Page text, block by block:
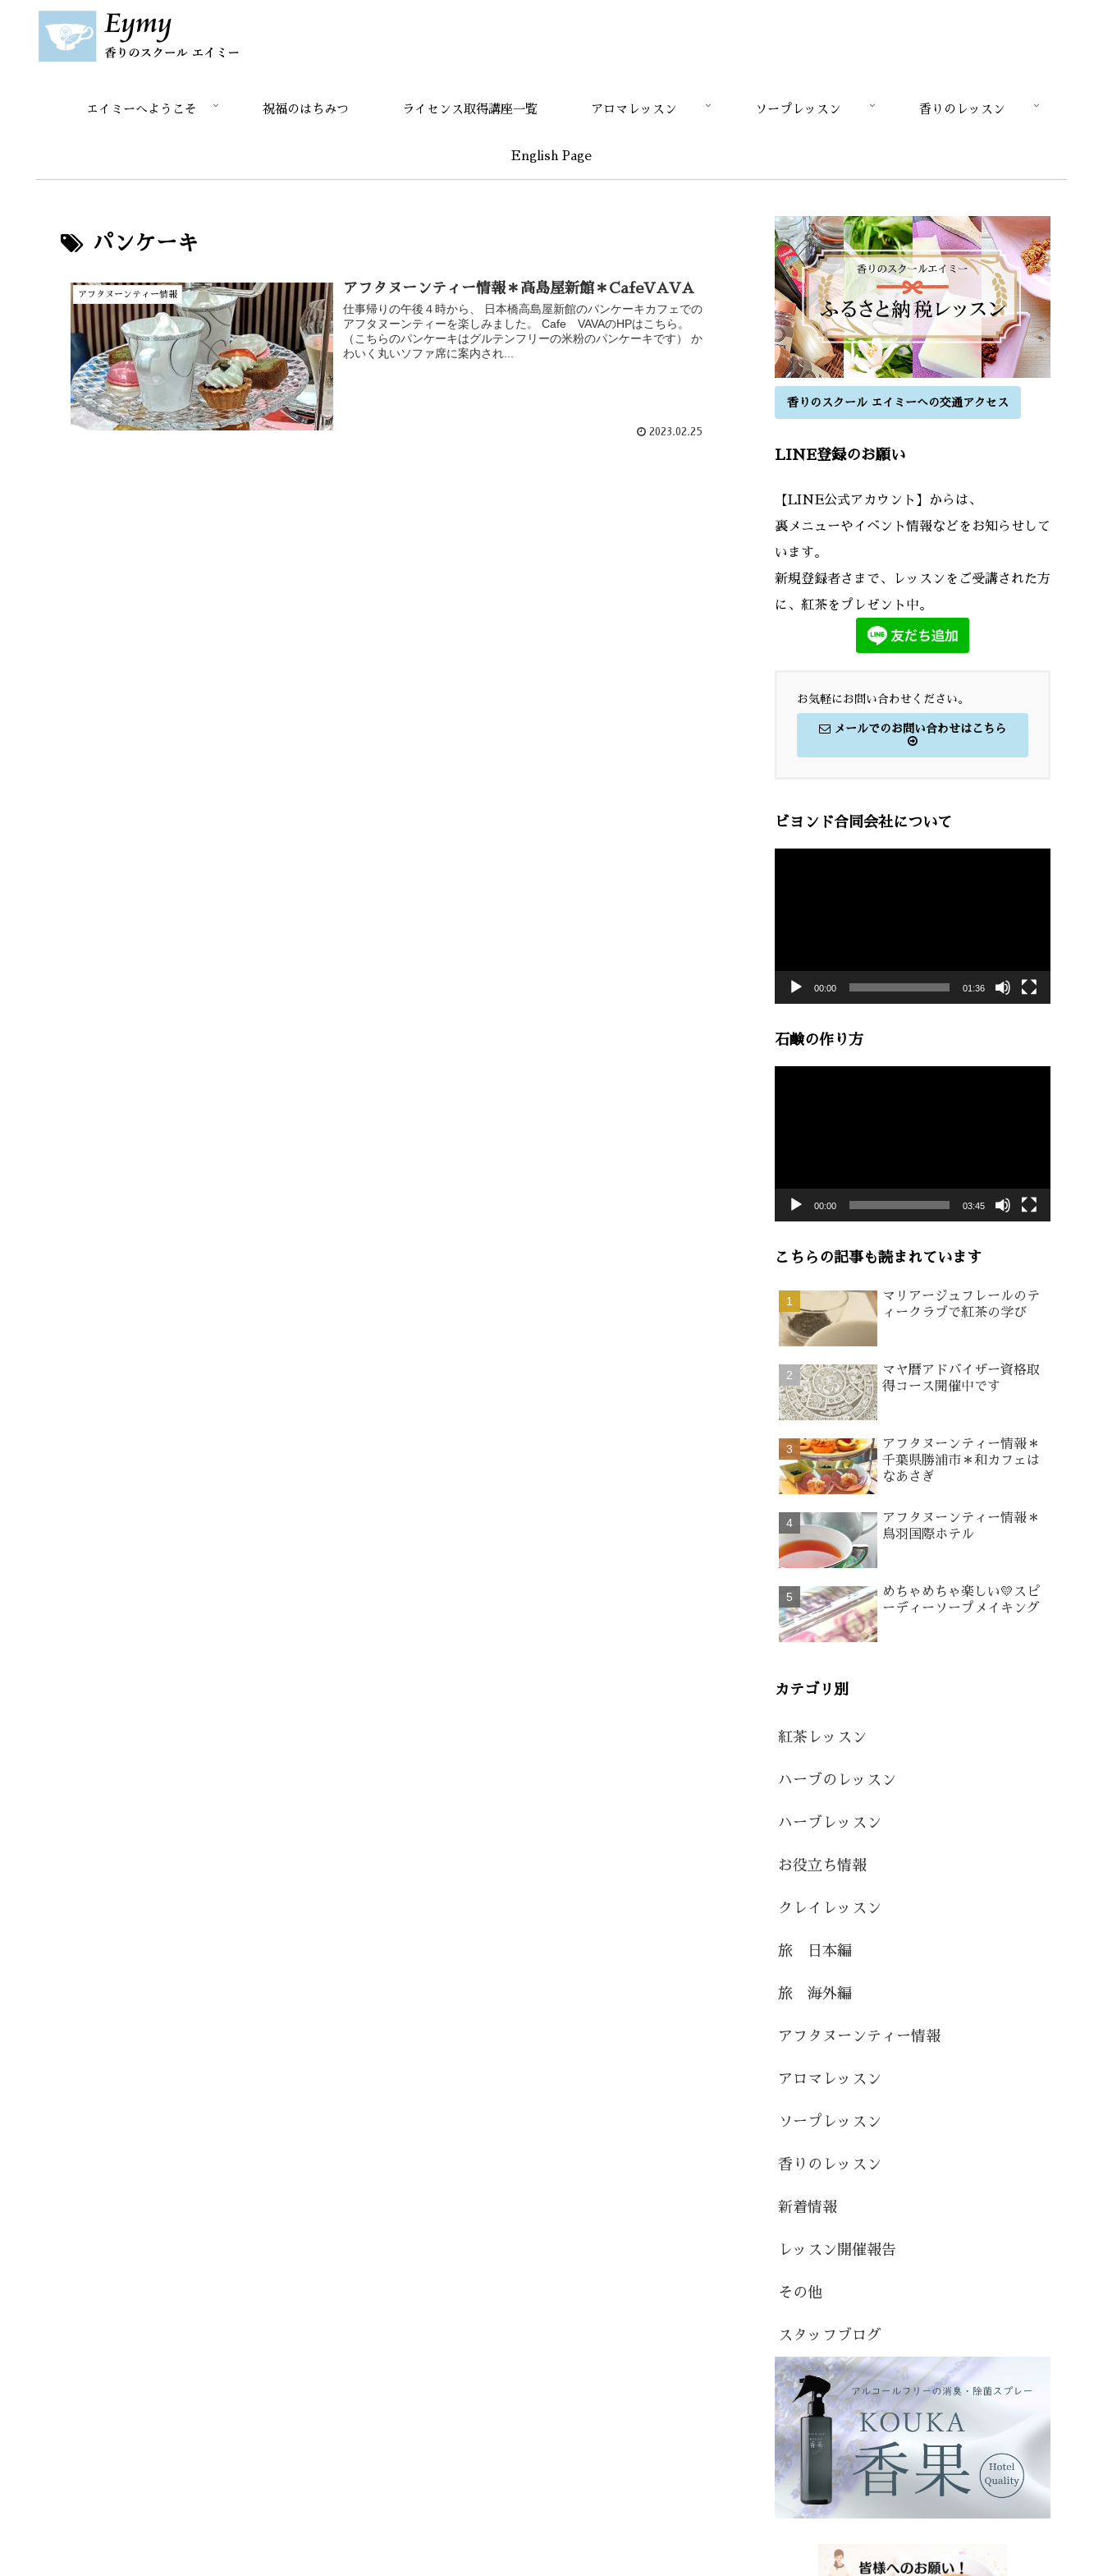
エイミーへようこそ 祝福のはちみつ ライセンス取得講座一覧 アロマレッスン ソープレッスン 香りのレッスン
English Page
パンケーキ
アフタヌーンティー情報 アフタヌーンティー情報＊高島屋新館＊CafeVAVA
仕事帰りの午後４時から、 日本橋高島屋新館のパンケーキカフェでの
アフタヌーンティーを楽しみました。 Cafe VAVAのHPはこちら。
（こちらのパンケーキはグルテンフリーの米粉のパンケーキです） か
わいく丸いソファ席に案内され...
2023.02.25
香りのスクール エイミーへの交通アクセス
LINE登録のお願い
【LINE公式アカウント】からは、
裏メニューやイベント情報などをお知らせして
います。
新規登録者さまで、レッスンをご受講された方
に、紅茶をプレゼント中。
お気軽にお問い合わせください。
メールでのお問い合わせはこちら
ビヨンド合同会社について
00:00 01:36
石鹸の作り方
00:00 03:45
こちらの記事も読まれています
マリアージュフレールのテ
ィークラブで紅茶の学び
マヤ暦アドバイザー資格取
得コース開催中です
アフタヌーンティー情報＊
千葉県勝浦市＊和カフェは
なあさぎ
アフタヌーンティー情報＊
鳥羽国際ホテル
めちゃめちゃ楽しい💛スピ
ーディーソープメイキング
カテゴリ別
紅茶レッスン
ハーブのレッスン
ハーブレッスン
お役立ち情報
クレイレッスン
旅 日本編
旅 海外編
アフタヌーンティー情報
アロマレッスン
ソープレッスン
香りのレッスン
新着情報
レッスン開催報告
その他
スタッフブログ